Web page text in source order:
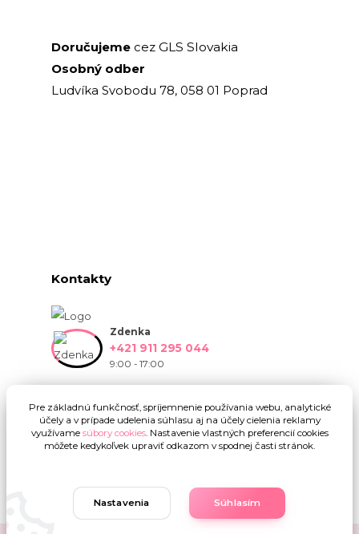
Doručujeme cez GLS Slovakia
Osobný odber
Ludvíka Svobodu 78, 058 01 Poprad
Kontakty
Zdenka
+421 911 295 044
9:00 - 17:00
Upravit sběr cookies.
Pre základnú funkčnosť, spríjemnenie používania webu, analytické
účely a v prípade udelenia súhlasu aj na účely cielenia reklamy
využívame súbory cookies. Nastavenie vlastných preferencií cookies
môžete kedykoľvek upraviť odkazom v spodnej časti stránok.
Nastavenia Súhlasím